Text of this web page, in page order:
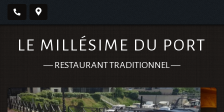
LE MILLÉSIME DU PORT
— RESTAURANT TRADITIONNEL—